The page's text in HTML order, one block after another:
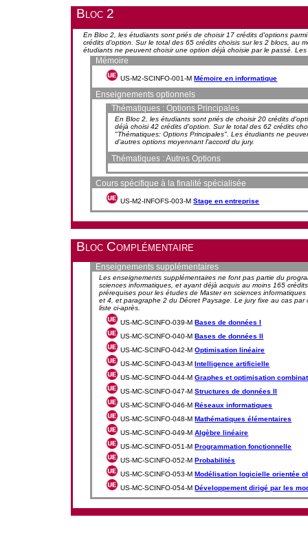
Bloc 2
En Bloc 2, les étudiants sont priés de choisir 17 crédits d'options
crédits d'option. Sur le total des 65 crédits choisis sur les 2 blocs, au
étudiants ne peuvent choisir une option déjà choisie par le passé.
Mémoire
US-M2-SCINFO-001-MMémoire en informatique
Enseignements optionnels
Thématiques : Options Principales
En Bloc 2, les étudiants sont priés de choisir 20 crédits
déjà choisi 42 crédits d'option. Sur le total des 62 crédits
"Thématiques: Options Principales". Les étudiants ne
d'autres options moyennant l'accord du jury.
Thématiques : Autres Options
Cours spécifique à la finalité spécialisée
US-M2-INFOFS-003-MStage en entreprise
Bloc Complémentaire
Enseignements supplémentaires
Les enseignements supplémentaires ne font pas partie du
sciences informatiques, et ayant déjà acquis au moins 165
prérequises pour les études de Master en sciences
et 4, et paragraphe 2 du Décret Paysage. Le jury fixe au cas
liste ci-après.
US-MC-SCINFO-039-MBases de données I
US-MC-SCINFO-040-MBases de données II
US-MC-SCINFO-042-MOptimisation linéaire
US-MC-SCINFO-043-MIntelligence artificielle
US-MC-SCINFO-044-MGraphes et optimisation
US-MC-SCINFO-047-MStructures de données II
US-MC-SCINFO-046-MRéseaux informatiques
US-MC-SCINFO-048-MMathématiques élémentaires
US-MC-SCINFO-049-MAlgèbre linéaire
US-MC-SCINFO-051-MProgrammation fonctionnelle
US-MC-SCINFO-052-MProbabilités
US-MC-SCINFO-053-MModélisation logicielle orientée
US-MC-SCINFO-054-MDéveloppement dirigé par les